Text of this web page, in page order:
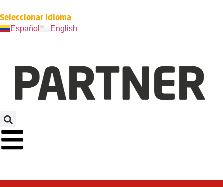
Seleccionar idioma
Español English